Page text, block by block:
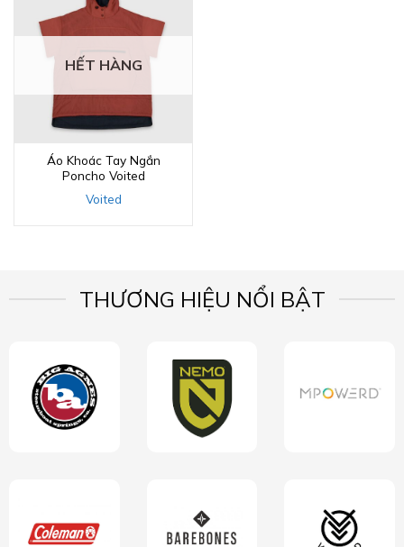
HẾT HÀNG
Áo Khoác Tay Ngắn
Poncho Voited
Voited
THƯƠNG HIỆU NỔI BẬT